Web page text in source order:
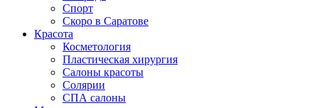
Спорт
Скоро в Саратове
Красота
Косметология
Пластическая хирургия
Салоны красоты
Солярии
СПА салоны